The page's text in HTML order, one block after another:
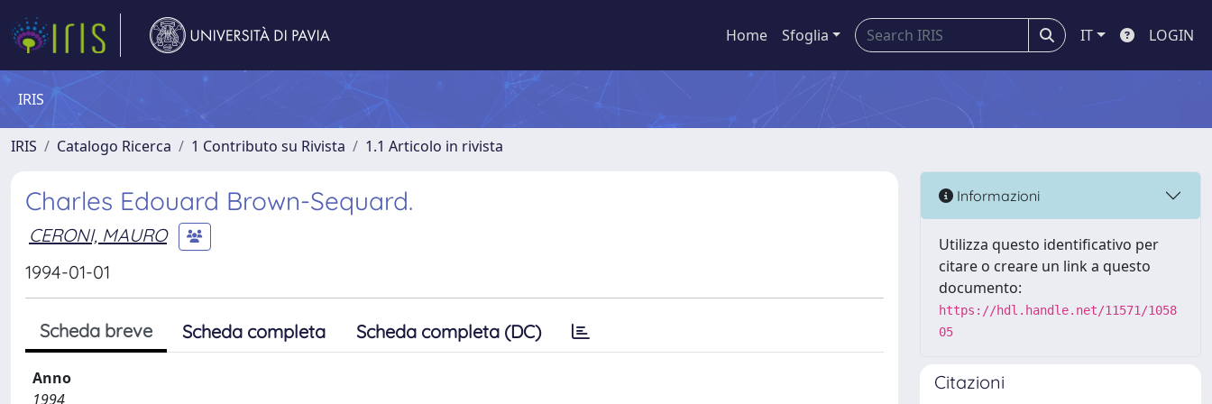
Home Sfoglia IT LOGIN
IRIS
IRIS Catalogo Ricerca 1 Contributo su Rivista 1.1 Articolo in rivista
Charles Edouard Brown-Sequard.
CERONI, MAURO
1994-01-01
Scheda breve Scheda completa Scheda completa (DC)
Anno
1994
Informazioni
Utilizza questo identificativo per
citare o creare un link a questo
documento:
https://hdl.handle.net/11571/1058
05
Citazioni